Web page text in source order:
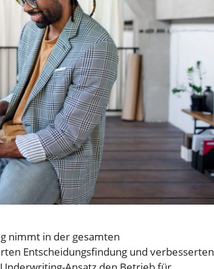
nimmt in der gesamten
Entscheidungsfindung und verbesserten